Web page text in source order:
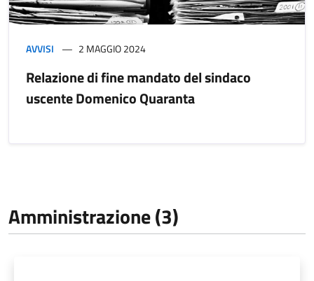
AVVISI 2 MAGGIO 2024
Relazione di fine mandato del sindaco
uscente Domenico Quaranta
Amministrazione (3)